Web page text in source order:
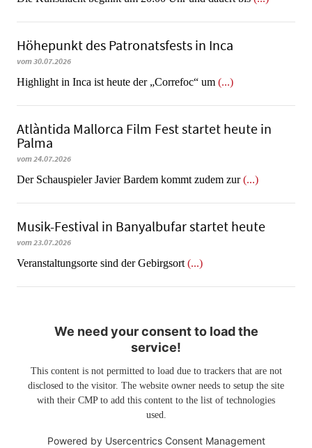
Höhepunkt des Patronatsfests in Inca
vom 30.07.2026
Highlight in Inca ist heute der „Correfoc“ um (...)
Atlàntida Mallorca Film Fest startet heute in
Palma
vom 24.07.2026
Der Schauspieler Javier Bardem kommt zudem zur(...)
Musik-Festival in Ban­yal­bu­far startet heute
vom 23.07.2026
Veranstaltungsorte sind der Gebirgsort (...)
We need your consent to load the
service!
This content is not permitted to load due to trackers that are not
disclosed to the visitor. The website owner needs to setup the site
with their CMP to add this content to the list of technologies
used.
Powered by Usercentrics Consent Management